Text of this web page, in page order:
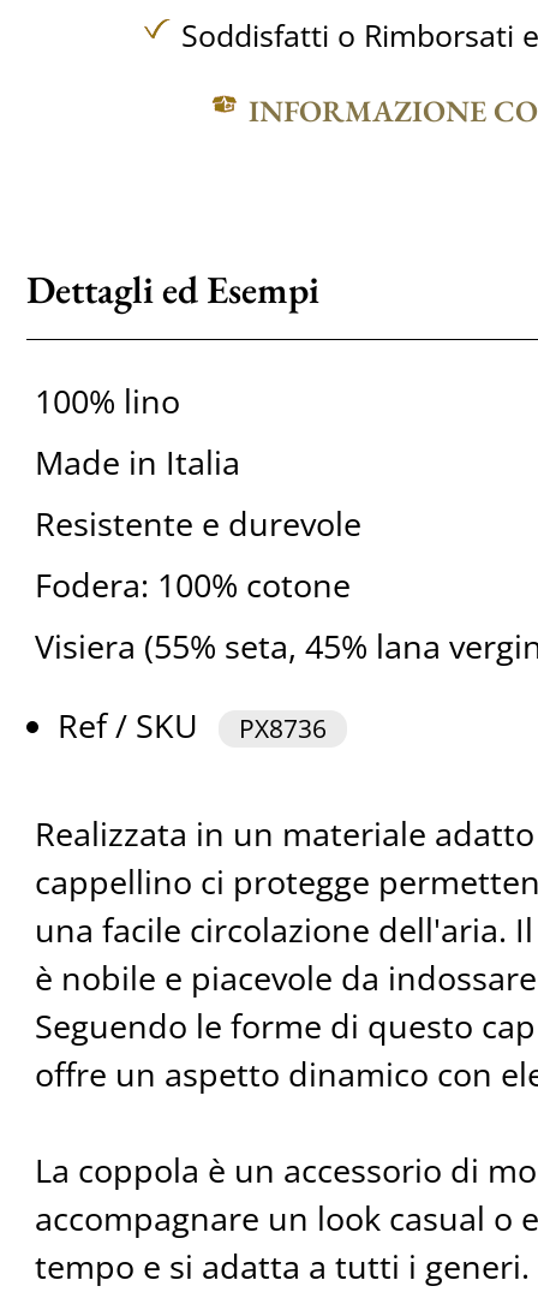
Soddisfatti o Rimborsati
INFORMAZIONE
Dettagli ed Esempi
100% lino
Made in Italia
Resistente e durevole
Fodera: 100% cotone
Visiera (55% seta, 45% lana
Ref / SKU
PX8736
Realizzata in un materiale
cappellino ci protegge
una facile circolazione dell'aria.
è nobile e piacevole da
Seguendo le forme di questo
offre un aspetto dinamico con
La coppola è un accessorio di
accompagnare un look casual o
tempo e si adatta a tutti i generi.